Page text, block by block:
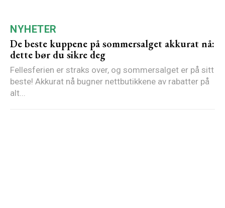
NYHETER
De beste kuppene på sommersalget akkurat nå:
dette bør du sikre deg
Fellesferien er straks over, og sommersalget er på sitt
beste! Akkurat nå bugner nettbutikkene av rabatter på
alt...